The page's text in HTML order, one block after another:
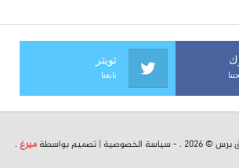
تويتر
تابعنا
2026 . - سياسة الخصوصية | تصميم بواسطة ميرغ .